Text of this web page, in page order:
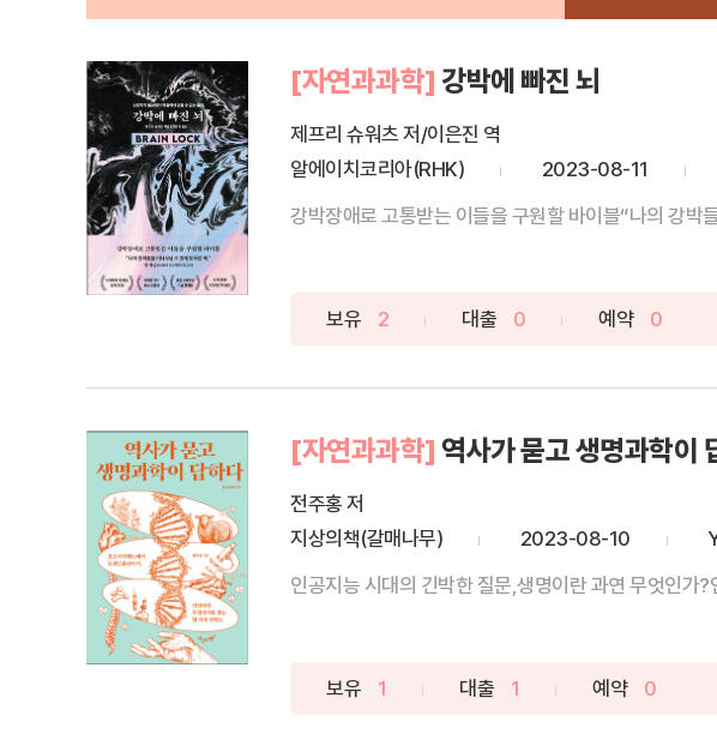
[자연과과학] 강박에 빠진 뇌
제프리 슈워츠 저/이은진 역
알에이치코리아(RHK)
2023-08-11
강박장애로 고통받는 이들을 구원할 바이블“나의 강박
보유 2 대출 0 예약 0
[자연과과학] 역사가 묻고 생명과학이
전주홍 저
지상의책(갈매나무)
2023-08-10
인공지능 시대의 긴박한 질문,생명이란 과연 무엇인가
보유 1 대출 1 예약 0